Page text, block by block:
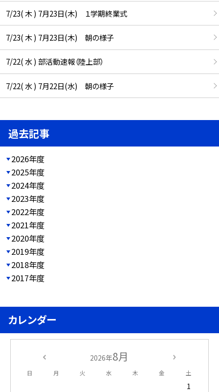
7/23( 木 ) 7月23日(木) １学期終業式
7/23( 木 ) 7月23日(木) 朝の様子
7/22( 水 ) 部活動速報（陸上部）
7/22( 水 ) 7月22日(水) 朝の様子
過去記事
2026年度
2025年度
2024年度
2023年度
2022年度
2021年度
2020年度
2019年度
2018年度
2017年度
カレンダー
2026年8月
日 月 火 水 木 金 土
1